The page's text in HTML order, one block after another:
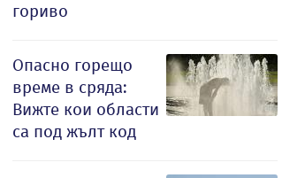
гориво
Опасно горещо
време в сряда:
Вижте кои области
са под жълт код